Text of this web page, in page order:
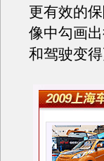
更有效的
像中勾画
和驾驶变得